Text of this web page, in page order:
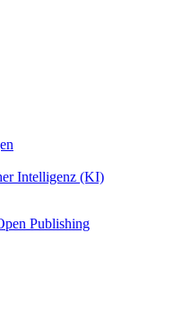
Intelligenz (KI)
Publishing